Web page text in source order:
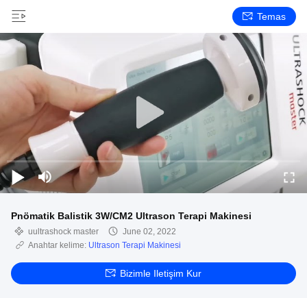
Temas
Pnömatik Balistik 3W/CM2 Ultrason Terapi Makinesi
uultrashock master
June 02, 2022
Anahtar kelime: Ultrason Terapi Makinesi
Bizimle Iletişim Kur